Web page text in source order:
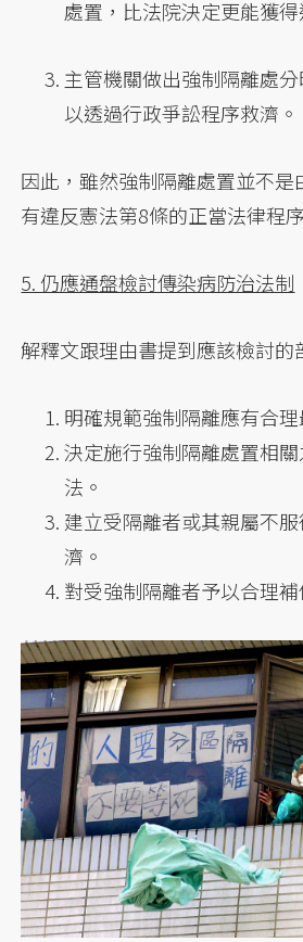
處置，比法院決定更能獲得
主管機關做出強制隔離處
以透過行政爭訟程序救濟。
因此，雖然強制隔離處置並不是
有違反憲法第8條的正當法律程
5. 仍應通盤檢討傳染病防治法制
解釋文跟理由書提到應該檢討的
明確規範強制隔離應有合理
決定施行強制隔離處置相
法。
建立受隔離者或其親屬不
濟。
對受強制隔離者予以合理補